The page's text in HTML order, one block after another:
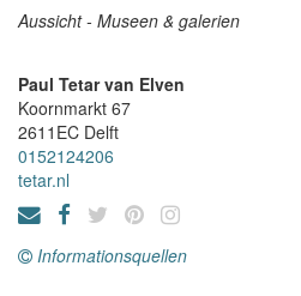
Aussicht - Museen & galerien
Paul Tetar van Elven
Koornmarkt 67
2611EC Delft
0152124206
tetar.nl
Informationsquellen